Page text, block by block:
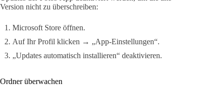
Version nicht zu überschreiben:
Microsoft Store öffnen.
Auf Ihr Profil klicken → „App-Einstellungen“.
„Updates automatisch installieren“ deaktivieren.
Ordner überwachen